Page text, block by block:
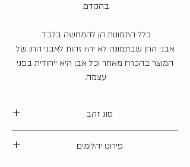
בהקדם.
כלל התמונות הן להמחשה בלבד.
אבני החן שבתמונה לא יהיו זהות לאבני החן של
המוצר בהכרח מאחר וכל אבן היא ייחודית בפני
עצמה.
סוג זהב
פירוט יהלומים